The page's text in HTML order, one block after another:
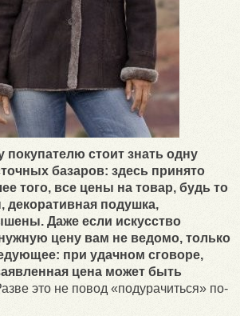
стоит знать одну
базаров: здесь принято
того, все цены на товар, будь то
декоративная подушка,
Даже если искусство
цену вам не ведомо, только
при удачном сговоре,
цена может быть
это не повод «подурачиться» по-